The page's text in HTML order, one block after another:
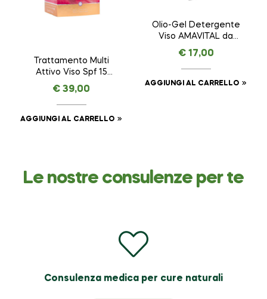
Trattamento Multi
Attivo Viso Spf 15
AMAVITAL da 50 ml
€ 39,00
AGGIUNGI AL CARRELLO
Olio-Gel Detergente
Viso AMAVITAL da
100 ml
€17,00
AGGIUNGI AL CARRELLO
Le nostre consulenze per te
Consulenza medica per cure naturali